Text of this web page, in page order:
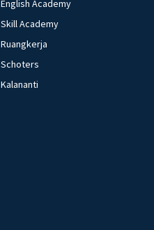
English Academy
Skill Academy
Ruangkerja
Schoters
Kalananti